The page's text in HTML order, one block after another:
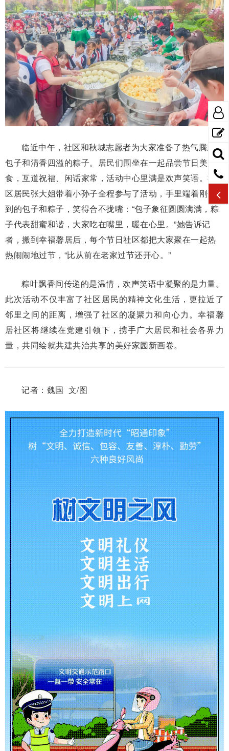
临近中午，社区和秋城志愿者为大家准备了热气腾腾的
包子和清香四溢的粽子。居民们围坐在一起品尝节日美
食，互道祝福、闲话家常，活动中心里满是欢声笑语。社
区居民张大姐带着小孙子全程参与了活动，手里端着刚领
到的包子和粽子，笑得合不拢嘴：“包子象征圆圆满满，粽
子代表甜蜜和谐，大家吃在嘴里，暖在心里。”她告诉记
者，搬到幸福馨居后，每个节日社区都把大家聚在一起热
热闹闹地过节，“比从前在老家过节还开心。”
粽叶飘香间传递的是温情，欢声笑语中凝聚的是力量。
此次活动不仅丰富了社区居民的精神文化生活，更拉近了
邻里之间的距离，增强了社区的凝聚力和向心力。幸福馨
居社区将继续在党建引领下，携手广大居民和社会各界力
量，共同绘就共建共治共享的美好家园新画卷。
记者：魏国 文/图